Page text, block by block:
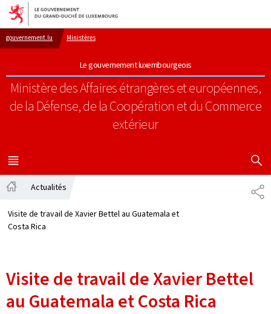
Aller au menu principal
Aller au contenu
gouvernement.lu Ministères
Le gouvernement luxembourgeois
Ministère des Affaires étrangères et européennes,
de la Défense, de la Coopération et du Commerce
extérieur
MENU
PRINCIPAL
Actualités
Visite de travail de Xavier Bettel au Guatemala et
Costa Rica
Visite de travail de Xavier Bettel
au Guatemala et Costa Rica